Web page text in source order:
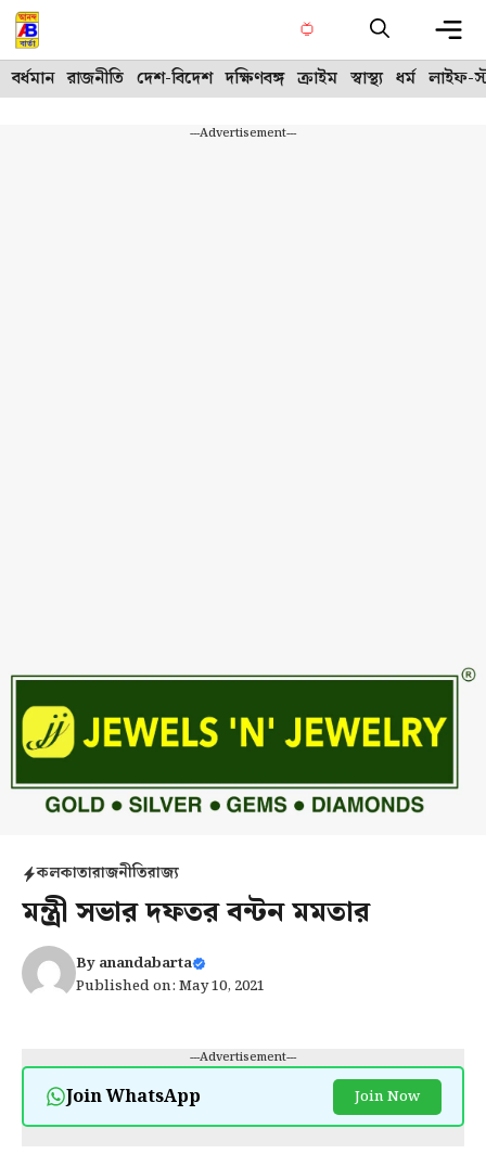
Skip
to
content
বর্ধমান রাজনীতি দেশ-বিদেশ দক্ষিণবঙ্গ ক্রাইম স্বাস্থ্য ধর্ম লাইফ-
---Advertisement---
কলকাতারাজনীতিরাজ্য
মন্ত্রী সভার দফতর বন্টন মমতার
Byanandabarta
Published on: May 10, 2021
---Advertisement---
Join WhatsApp Join Now